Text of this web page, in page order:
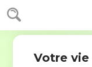
Apocalypse
doivent être tués
encore tous là.
À ce moment-là, il y
Votre